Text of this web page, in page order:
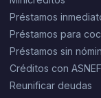
Préstamos
Préstamos para
Préstamos sin
Créditos con ASNEF
Reunificar deudas